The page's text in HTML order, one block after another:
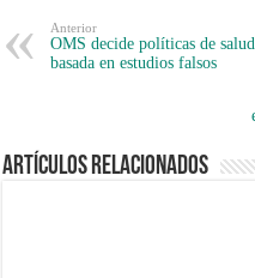
Anterior
OMS decide políticas de salud
basada en estudios falsos
Artículos Relacionados